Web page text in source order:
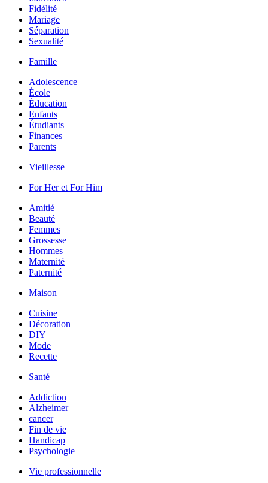
Fidélité
Mariage
Séparation
Sexualité
Famille
Adolescence
École
Éducation
Enfants
Étudiants
Finances
Parents
Vieillesse
For Her et For Him
Amitié
Beauté
Femmes
Grossesse
Hommes
Maternité
Paternité
Maison
Cuisine
Décoration
DIY
Mode
Recette
Santé
Addiction
Alzheimer
cancer
Fin de vie
Handicap
Psychologie
Vie professionnelle